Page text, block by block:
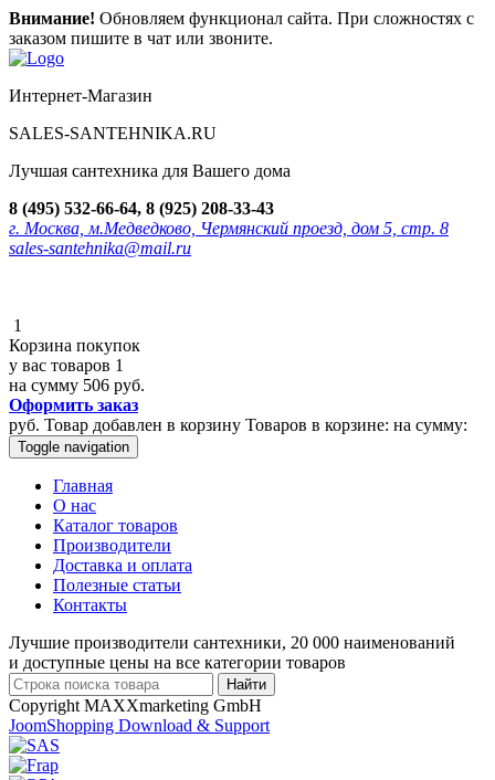
Внимание! Обновляем функционал сайта. При сложностях с
заказом пишите в чат или звоните.
Интернет-Магазин
SALES-SANTEHNIKA.RU
Лучшая сантехника для Вашего дома
8 (495) 532-66-64, 8 (925) 208-33-43
г. Москва, м.Медведково, Чермянский проезд, дом 5, стр. 8
sales-santehnika@mail.ru
1
Корзина покупок
у вас товаров 1
на сумму 506 руб.
Оформить заказ
руб. Товар добавлен в корзину Товаров в корзине: на сумму:
Toggle navigation
Главная
О нас
Каталог товаров
Производители
Доставка и оплата
Полезные статьи
Контакты
Лучшие производители сантехники, 20 000 наименований
и доступные цены на все категории товаров
Copyright MAXXmarketing GmbH
JoomShopping Download & Support